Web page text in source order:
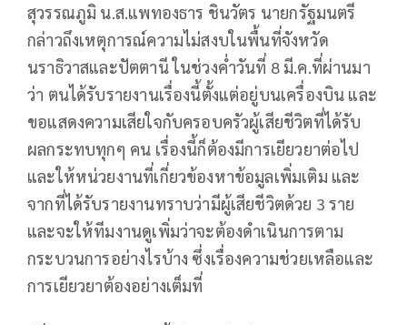
สุวรรณภูมิ น.ส.แพทองธาร ชินวัตร นายกรัฐมนตรี
กล่าวถึงเหตุการณ์ความไม่สงบในพื้นที่จังหวัด
นราธิวาสและปัตตานี ในช่วงค่ำวันที่ 8 มี.ค.ที่ผ่านมา
ว่า ตนได้รับรายงานเรื่องนี้ตั้งแต่อยู่บนเครื่องบิน และ
ขอแสดงความเสียใจกับครอบครัวผู้เสียชีวิตที่ได้รับ
ผลกระทบทุกๆ คน เรื่องนี้ก็ต้องมีการเยียวยาต่อไป
และให้หน่วยงานที่เกี่ยวข้องหาข้อมูลเพิ่มเติม และ
จากที่ได้รับรายงานทราบว่ามีผู้เสียชีวิตด้วย 3 ราย
และจะให้ทีมงานดูเพิ่มว่าจะต้องดำเนินการตาม
กระบวนการอย่างไรบ้าง ซึ่งเรื่องความช่วยเหลือและ
การเยียวยาต้องอย่างเต็มที่